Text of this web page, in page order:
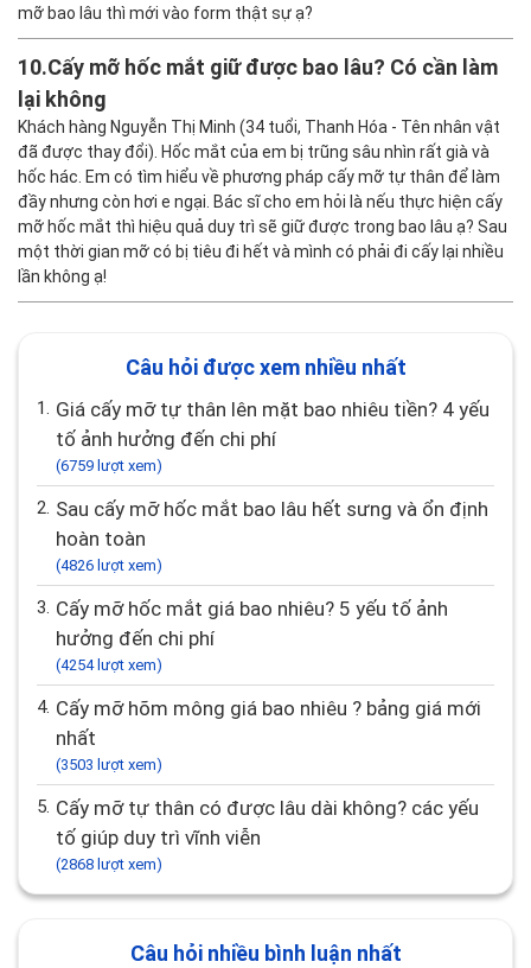
mỡ bao lâu thì mới vào form thật sự ạ?
10.Cấy mỡ hốc mắt giữ được bao lâu? Có cần làm
lại không
Khách hàng Nguyễn Thị Minh (34 tuổi, Thanh Hóa - Tên nhân vật
đã được thay đổi). Hốc mắt của em bị trũng sâu nhìn rất già và
hốc hác. Em có tìm hiểu về phương pháp cấy mỡ tự thân để làm
đầy nhưng còn hơi e ngại. Bác sĩ cho em hỏi là nếu thực hiện cấy
mỡ hốc mắt thì hiệu quả duy trì sẽ giữ được trong bao lâu ạ? Sau
một thời gian mỡ có bị tiêu đi hết và mình có phải đi cấy lại nhiều
lần không ạ!
Câu hỏi được xem nhiều nhất
1. Giá cấy mỡ tự thân lên mặt bao nhiêu tiền? 4 yếu
tố ảnh hưởng đến chi phí
(6759 lượt xem)
2. Sau cấy mỡ hốc mắt bao lâu hết sưng và ổn định
hoàn toàn
(4826 lượt xem)
3. Cấy mỡ hốc mắt giá bao nhiêu? 5 yếu tố ảnh
hưởng đến chi phí
(4254 lượt xem)
4. Cấy mỡ hõm mông giá bao nhiêu ? bảng giá mới
nhất
(3503 lượt xem)
5. Cấy mỡ tự thân có được lâu dài không? các yếu
tố giúp duy trì vĩnh viễn
(2868 lượt xem)
Câu hỏi nhiều bình luận nhất